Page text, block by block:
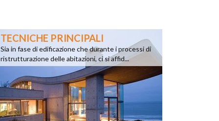
TECNICHE PRINCIPALI
Sia in fase di edificazione che durante i processi di
ristrutturazione delle abitazioni, ci si affid...